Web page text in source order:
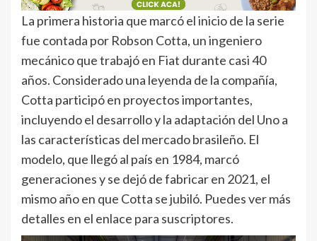
La primera historia que marcó el inicio de la serie
fue contada por Robson Cotta, un ingeniero
mecánico que trabajó en Fiat durante casi 40
años. Considerado una leyenda de la compañía,
Cotta participó en proyectos importantes,
incluyendo el desarrollo y la adaptación del Uno a
las características del mercado brasileño. El
modelo, que llegó al país en 1984, marcó
generaciones y se dejó de fabricar en 2021, el
mismo año en que Cotta se jubiló. Puedes ver más
detalles en el enlace para suscriptores.